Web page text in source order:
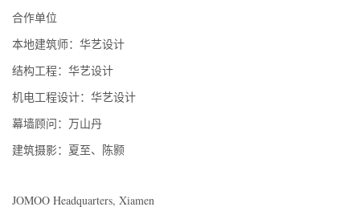
合作单位
本地建筑师：华艺设计
结构工程：华艺设计
机电工程设计：华艺设计
幕墙顾问：万山丹
建筑摄影：夏至、陈颢
JOMOO Headquarters, Xiamen